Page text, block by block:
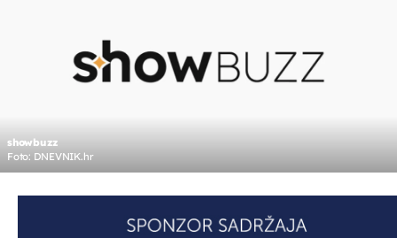
showbuzz
Foto: DNEVNIK.hr